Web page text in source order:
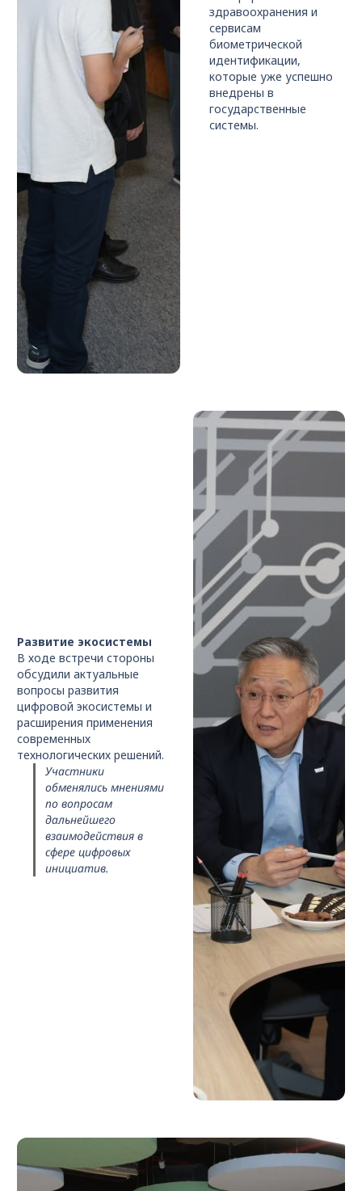
здравоохранения и
сервисам
биометрической
идентификации,
которые уже успешно
внедрены в
государственные
системы.
Развитие экосистемы
В ходе встречи стороны
обсудили актуальные
вопросы развития
цифровой экосистемы и
расширения применения
современных
технологических решений.
Участники
обменялись мнениями
по вопросам
дальнейшего
взаимодействия в
сфере цифровых
инициатив.